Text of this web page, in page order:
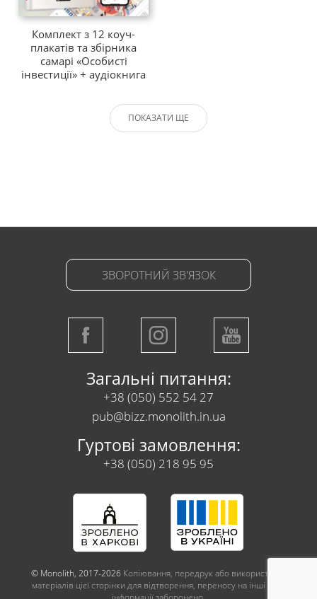
Комплект з 12 коуч-
плакатів та збірника
самарі «Особисті
інвестиції» + аудіокнига
ПОКАЗАТИ ЩЕ
ЗВОРОТНИЙ ЗВ'ЯЗОК
Загальні питання:
+38 (050) 552 54 27
pub@bizz.monolith.in.ua
Гуртові замовлення:
+38 (050) 218 95 95
© Monolith, 2017-2026 Копіювання, передрук або використання
матеріалів цієї сторінки для відтворення, переносу на інші носії